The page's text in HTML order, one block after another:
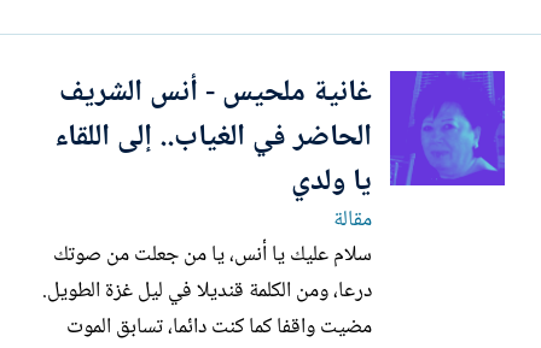
كأم فرض عليها منذ ثمانية عقود أن تعيش
هاجس الفقد، وأن تحتضن أبناءها وهي تعرف
أن عدوا بلا حدود للشر...
غانية ملحيس - أنس الشريف
الحاضر في الغياب.. إلى اللقاء
يا ولدي
مقالة
سلام عليك يا أنس، يا من جعلت من صوتك
درعا، ومن الكلمة قنديلا في ليل غزة الطويل.
مضيت واقفا كما كنت دائما، تسابق الموت